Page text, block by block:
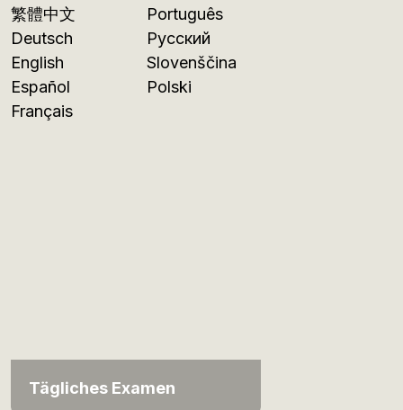
繁體中文
Deutsch
English
Español
Français
Português
Русский
Slovenščina
Polski
Tägliches Examen